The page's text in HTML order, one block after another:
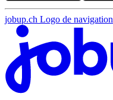
jobup.ch Logo de navigation